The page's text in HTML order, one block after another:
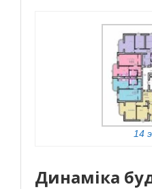
14
Динаміка